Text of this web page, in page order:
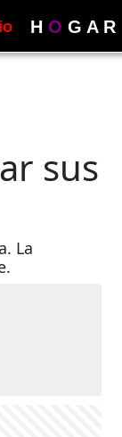
H O G A R
sus
La